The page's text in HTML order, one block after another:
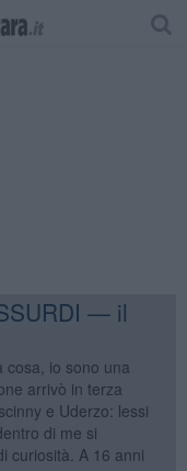
— il
cosa, io sono una
arrivò in terza
e Uderzo: lessi
di me si
curiosità. A 16 anni